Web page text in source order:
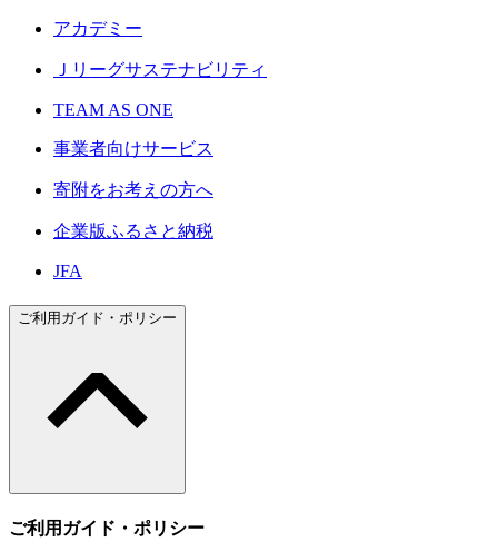
アカデミー
Ｊリーグサステナビリティ
TEAM AS ONE
事業者向けサービス
寄附をお考えの方へ
企業版ふるさと納税
JFA
ご利用ガイド・ポリシー
ご利用ガイド・ポリシー